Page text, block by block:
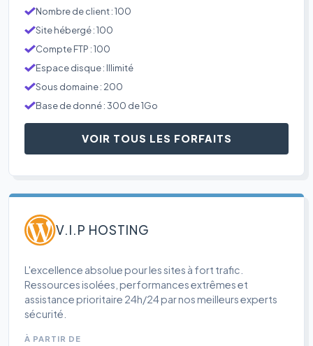
Nombre de client : 100
Site hébergé : 100
Compte FTP : 100
Espace disque : Illimité
Sous domaine : 200
Base de donné : 300 de 1Go
VOIR TOUS LES FORFAITS
V.I.P HOSTING
L'excellence absolue pour les sites à fort trafic.
Ressources isolées, performances extrêmes et
assistance prioritaire 24h/24 par nos meilleurs experts
sécurité.
À PARTIR DE